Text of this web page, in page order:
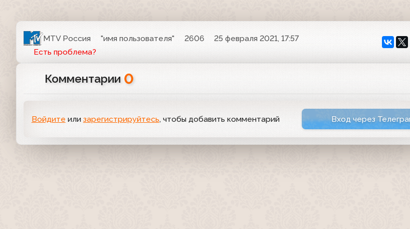
MTV Россия "имя пользователя" 2606
25 февраля 2021, 17:57
Есть проблема?
Комментарии 0
Войдите или зарегистрируйтесь, чтобы добавить комментарий Вход через